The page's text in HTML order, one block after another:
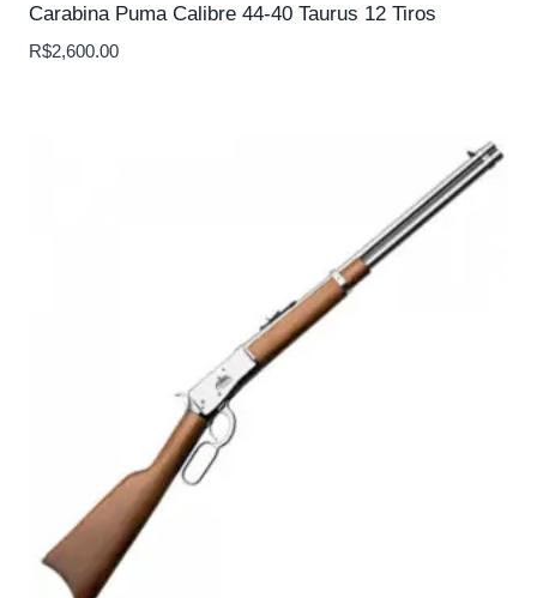
Carabina Puma Calibre 44-40 Taurus 12 Tiros
R$2,600.00